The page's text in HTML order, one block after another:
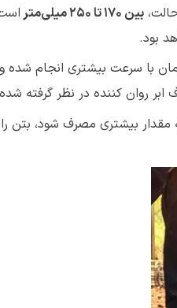
بین ۱۷۰ تا ۲۵۰ میلی‌متر
بود.
با سرعت بیشتری انجام شده
روان کننده در نظر گرفته
مقدار بیشتری مصرف شود، بتن